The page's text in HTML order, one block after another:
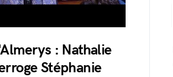
: Nathalie
Stéphanie